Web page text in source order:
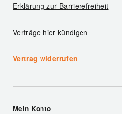
Erklärung zur Barrierefreiheit
Verträge hier kündigen
Vertrag widerrufen
Mein Konto